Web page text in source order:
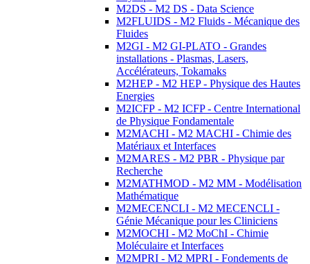
M2DS - M2 DS - Data Science
M2FLUIDS - M2 Fluids - Mécanique des
Fluides
M2GI - M2 GI-PLATO - Grandes
installations - Plasmas, Lasers,
Accélérateurs, Tokamaks
M2HEP - M2 HEP - Physique des Hautes
Energies
M2ICFP - M2 ICFP - Centre International
de Physique Fondamentale
M2MACHI - M2 MACHI - Chimie des
Matériaux et Interfaces
M2MARES - M2 PBR - Physique par
Recherche
M2MATHMOD - M2 MM - Modélisation
Mathématique
M2MECENCLI - M2 MECENCLI -
Génie Mécanique pour les Cliniciens
M2MOCHI - M2 MoChI - Chimie
Moléculaire et Interfaces
M2MPRI - M2 MPRI - Fondements de